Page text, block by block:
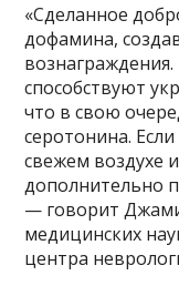
«Сделанное
дофамина,
способствуют
что в свою
серотонина.
свежем воздухе
дополнительно
— говорит
медицинских
центра